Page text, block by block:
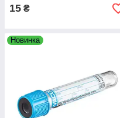
15 ₴
Новинка